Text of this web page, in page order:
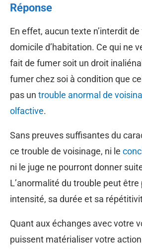
Réponse
En effet, aucun texte n’interdit
domicile d’habitation. Ce qui ne
fait de fumer soit un droit
fumer chez soi à condition que
pas un trouble anormal de
olfactive.
Sans preuves suffisantes du
ce trouble de voisinage, ni le
ni le juge ne pourront donner
L’anormalité du trouble peut être
intensité, sa durée et sa
Quant aux échanges avec votre
puissent matérialiser votre